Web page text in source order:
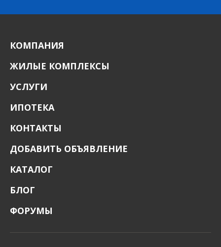
КОМПАНИЯ
ЖИЛЫЕ КОМПЛЕКСЫ
УСЛУГИ
ИПОТЕКА
КОНТАКТЫ
ДОБАВИТЬ ОБЪЯВЛЕНИЕ
КАТАЛОГ
БЛОГ
ФОРУМЫ